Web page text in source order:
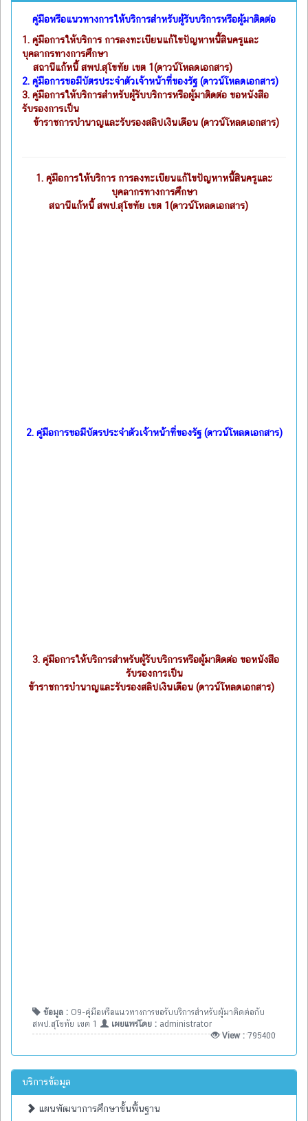
คู่มือหรือแนวทางการให้บริการสำหรับผู้รับบริการหรือผู้มาติดต่อ
1. คู่มือการให้บริการ การลงทะเบียนแก้ไขปัญหาหนี้สินครูและ
บุคลากรทางการศึกษา
สถานีแก้หนี้ สพป.สุโขทัย เขต 1(ดาวน์โหลดเอกสาร)
2. คู่มือการขอมีบัตรประจำตัวเจ้าหน้าที่ของรัฐ (ดาวน์โหลดเอกสาร)
3. คู่มือการให้บริการสำหรับผู้รับบริการหรือผู้มาติดต่อ ขอหนังสือ
รับรองการเป็น
ข้าราชการบำนาญและรับรองสลิปเงินเดือน (ดาวน์โหลดเอกสาร)
1. คู่มือการให้บริการ การลงทะเบียนแก้ไขปัญหาหนี้สินครูและ
บุคลากรทางการศึกษา
สถานีแก้หนี้ สพป.สุโขทัย เขต 1(ดาวน์โหลดเอกสาร)
2. คู่มือการขอมีบัตรประจำตัวเจ้าหน้าที่ของรัฐ (ดาวน์โหลดเอกสาร)
3. คู่มือการให้บริการสำหรับผู้รับบริการหรือผู้มาติดต่อ ขอหนังสือ
รับรองการเป็น
ข้าราชการบำนาญและรับรองสลิปเงินเดือน (ดาวน์โหลดเอกสาร)
ข้อมูล : O9-คู่มือหรือแนวทางการขอรับบริการสำหรับผู้มาติดต่อกับ
สพป.สุโขทัย เขต 1
เผยแพร่โดย : administrator
View :795400
บริการข้อมูล
แผนพัฒนาการศึกษาขั้นพื้นฐาน